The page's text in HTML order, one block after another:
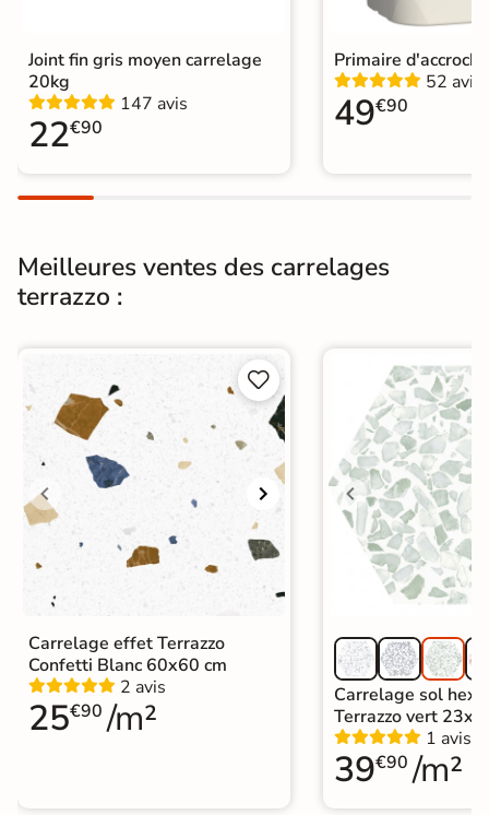
Pose
Support
Normes
Carrelage sol cuisine
Carrelage salon moderne
|
Carrelage Chambre
Carrelage WC
Joint fin gris moyen carrelage
20kg
147 avis
22€90
Primaire
52 avis
49€90
Meilleures ventes des carrelages
terrazzo :


Carrelage effet Terrazzo
Confetti Blanc 60x60 cm
2 avis
25€90 /m²
Carrelage sol
Terrazzo vert
1 avis
39€90 /m²